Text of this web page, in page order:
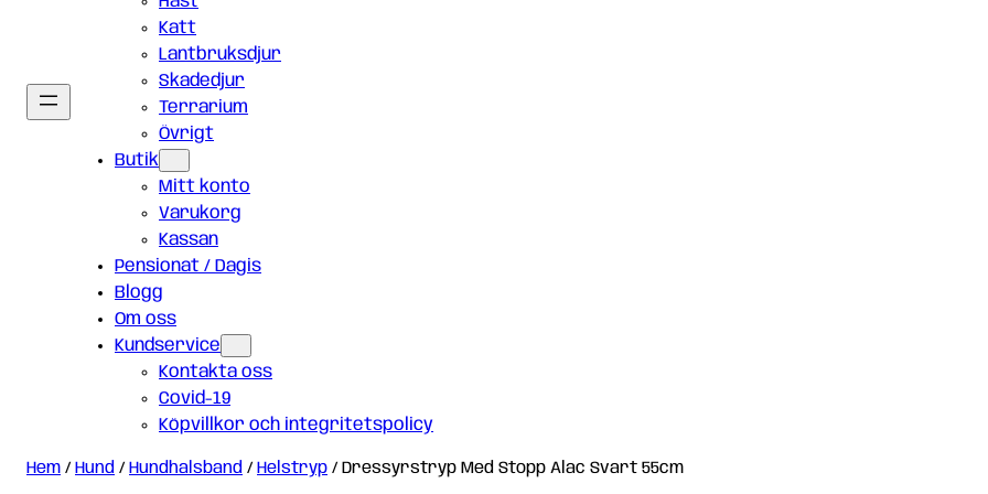
Katt
Lantbruksdjur
Skadedjur
Terrarium
Övrigt
Butik
Mitt konto
Varukorg
Kassan
Pensionat / Dagis
Blogg
Om oss
Kundservice
Kontakta oss
Covid-19
Köpvillkor och integritetspolicy
Hem / Hund / Hundhalsband / Helstryp / Dressyrstryp Med Stopp Alac Svart 55cm